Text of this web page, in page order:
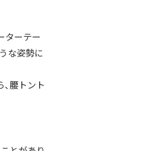
ターテー
な姿勢に
腰トント